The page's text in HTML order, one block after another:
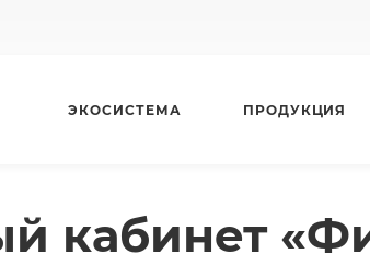
ЭКОСИСТЕМА ПРОДУКЦИЯ
кабинет